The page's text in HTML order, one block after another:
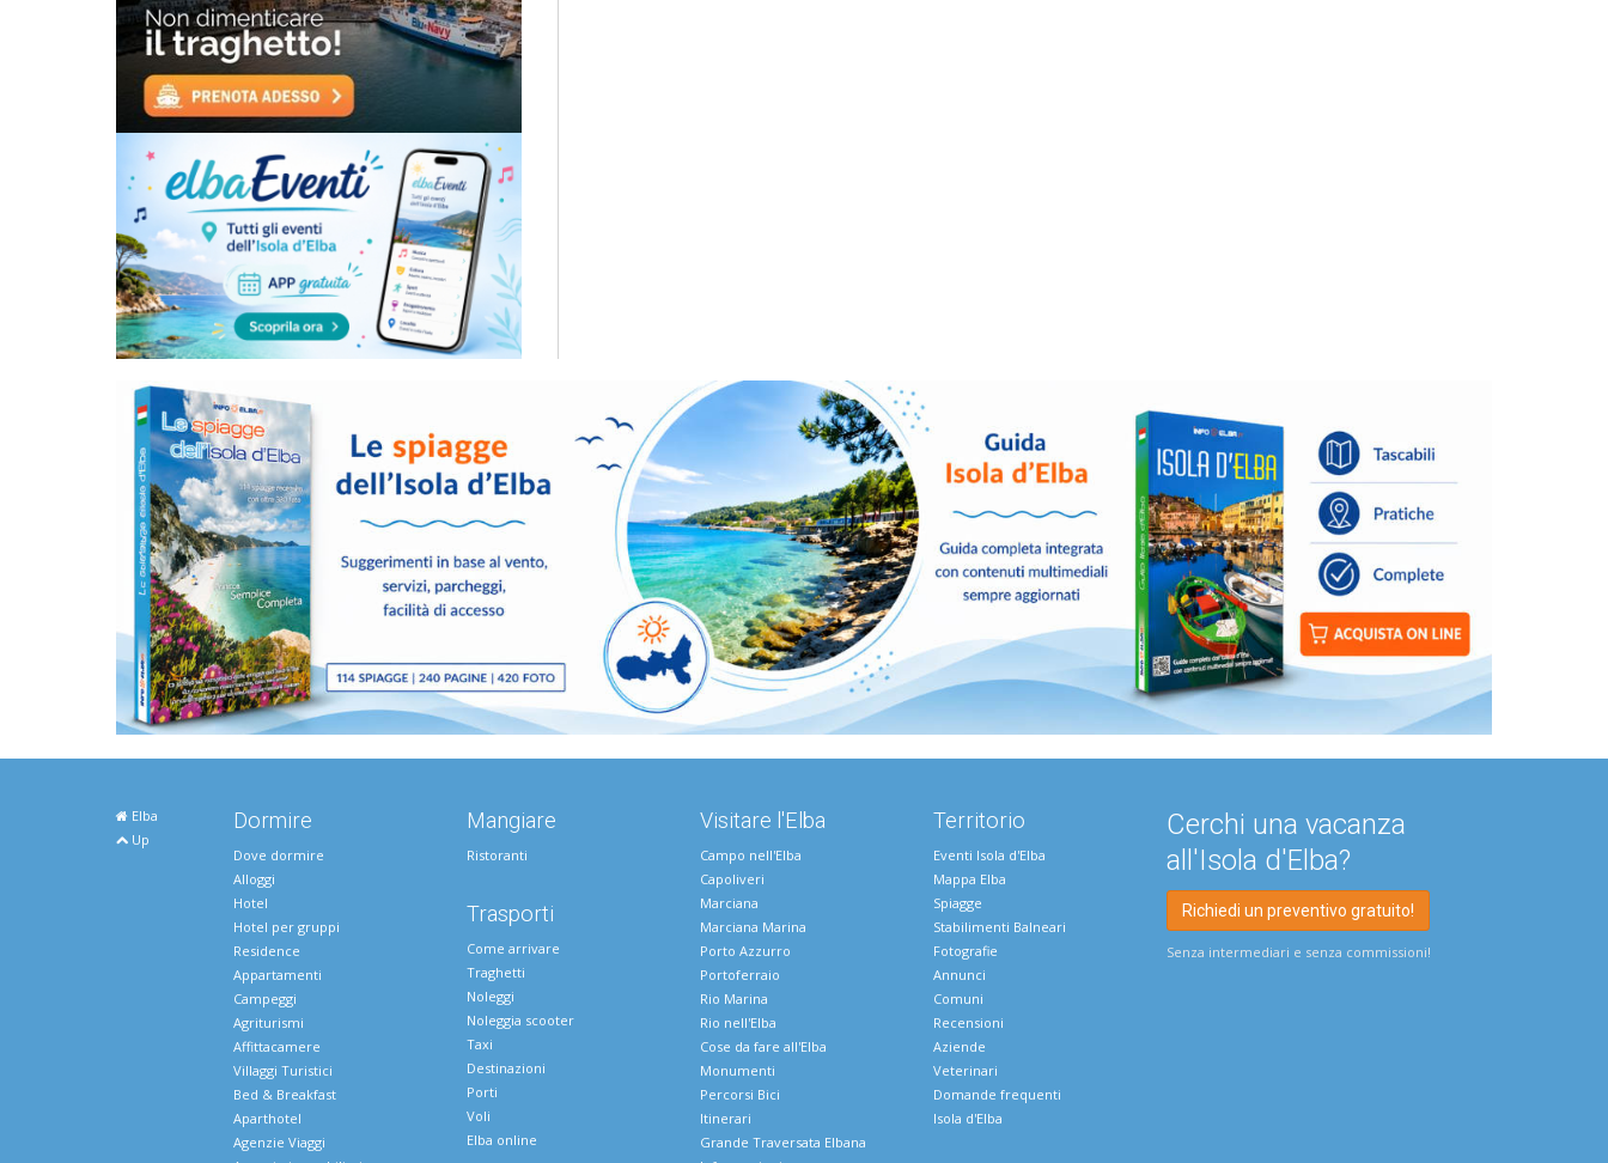
Elba
Up
Dormire
Dove dormire
Alloggi
Hotel
Hotel per gruppi
Residence
Appartamenti
Campeggi
Agriturismi
Affittacamere
Villaggi Turistici
Bed & Breakfast
Aparthotel
Agenzie Viaggi
Mangiare
Ristoranti
Trasporti
Come arrivare
Traghetti
Noleggi
Noleggia scooter
Taxi
Destinazioni
Porti
Voli
Elba online
Visitare l'Elba
Campo nell'Elba
Capoliveri
Marciana
Marciana Marina
Porto Azzurro
Portoferraio
Rio Marina
Rio nell'Elba
Cose da fare all'Elba
Monumenti
Percorsi Bici
Itinerari
Grande Traversata Elbana
Territorio
Eventi Isola d'Elba
Mappa Elba
Spiagge
Stabilimenti Balneari
Fotografie
Annunci
Comuni
Recensioni
Aziende
Veterinari
Domande frequenti
Isola d'Elba
Cerchi una vacanza
all'Isola d'Elba?
Richiedi un preventivo gratuito!
Senza intermediari e senza commissioni!